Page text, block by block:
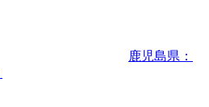
鹿児島県：